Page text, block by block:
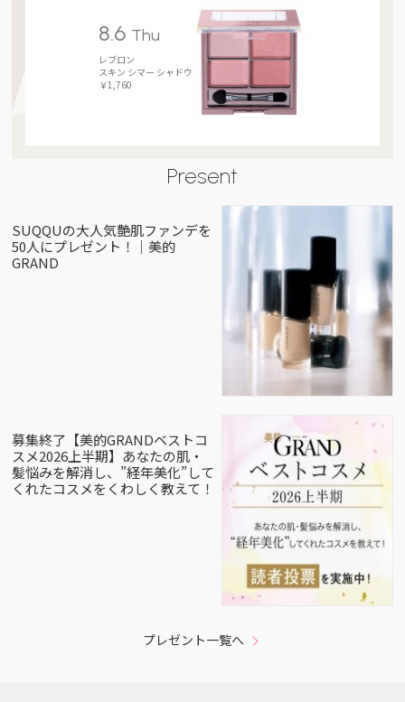
8.6 Thu
レブロン
スキン シマー シャドウ
￥1,760
Present
SUQQUの大人気艶肌ファンデを
50人にプレゼント！｜美的
GRAND
募集終了【美的GRANDベストコ
スメ2026上半期】あなたの肌・
髪悩みを解消し、”経年美化”して
くれたコスメをくわしく教えて！
プレゼント一覧へ